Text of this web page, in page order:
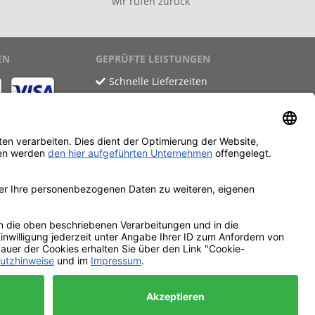
GEPRÜFTE LEISTUNGEN
Schnelle Lieferzeiten
SSL-Verschlüsselung